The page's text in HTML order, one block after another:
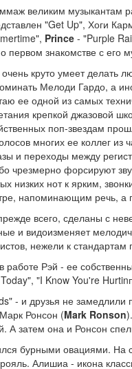
великим музыкантам
"Get Up", Хоги
Prince - "Purple
первом знакомстве с его
круто умеет делать
Мелоди Гардо, а
ее одной из самых
крепкой джазовой
поп-звездам
многих ее коллег
и переходы между
чрезмерно форсируют
низких нот к ярким,
напоминающим речь, а
всего, сделаны с
и видоизменяет
нежели к стандартам
работе Рэй - ее
"I Know You're
- и друзья не
Ронсон (Mark Ronson
А затем она и Ронсон
бурными овациями.
Алишиа - икона